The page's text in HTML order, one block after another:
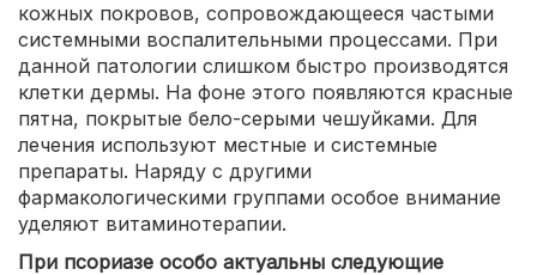
кожных покровов, сопровождающееся частыми
системными воспалительными процессами. При
данной патологии слишком быстро производятся
клетки дермы. На фоне этого появляются красные
пятна, покрытые бело-серыми чешуйками. Для
лечения используют местные и системные
препараты. Наряду с другими
фармакологическими группами особое внимание
уделяют витаминотерапии.
При псориазе особо актуальны следующие